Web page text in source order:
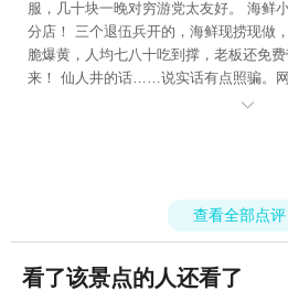
服，几十块一晚对穷游党太友好。 海
分店！ 三个退伍兵开的，海鲜现捞现做
脆爆黄，人均七八十吃到撑，老板还免
来！ 仙人井的话……说实话有点照骗。
观，实际就是一个山崖中间的小缺口，
小块地方，转一圈十分钟就没了。门票
他玩的。反正我去了是有点失望，时间

查看全部点评
看了该景点的人还看了